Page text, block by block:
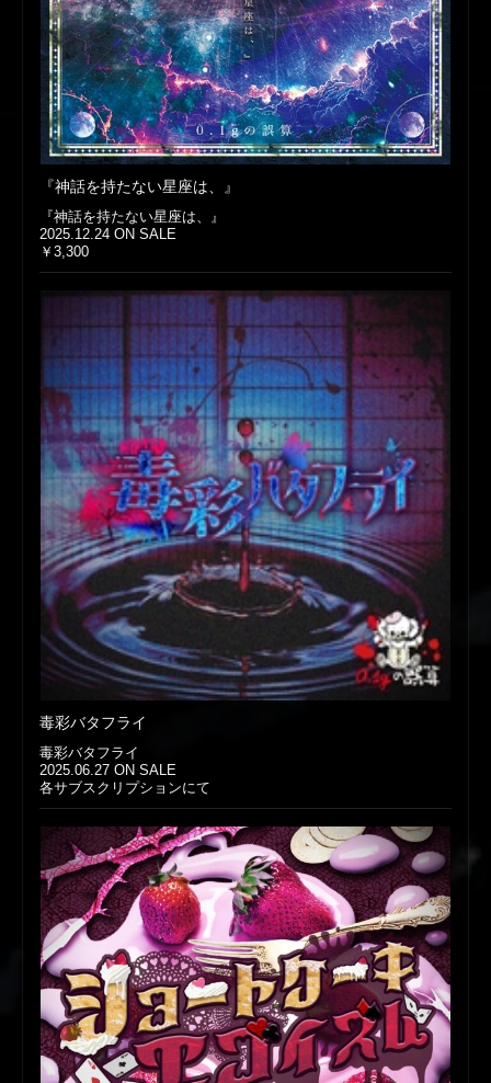
『神話を持たない星座は、』
『神話を持たない星座は、』
2025.12.24 ON SALE
￥3,300
毒彩バタフライ
毒彩バタフライ
2025.06.27 ON SALE
各サブスクリプションにて